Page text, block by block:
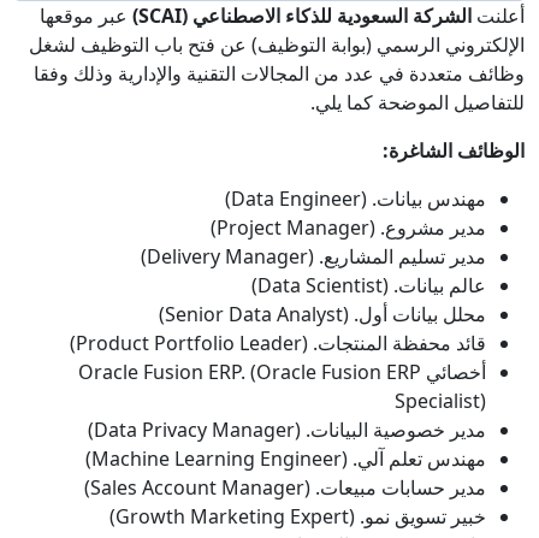
أعلنت الشركة السعودية للذكاء الاصطناعي (SCAI)
عبر موقعها
الإلكتروني الرسمي (بوابة التوظيف) عن فتح باب التوظيف لشغل
وظائف متعددة في عدد من المجالات التقنية والإدارية وذلك وفقا
للتفاصيل الموضحة كما يلي.
الوظائف الشاغرة:
مهندس بيانات. (Data Engineer)
مدير مشروع. (Project Manager)
مدير تسليم المشاريع. (Delivery Manager)
عالم بيانات. (Data Scientist)
محلل بيانات أول. (Senior Data Analyst)
قائد محفظة المنتجات. (Product Portfolio Leader)
أخصائي Oracle Fusion ERP. (Oracle Fusion ERP
Specialist)
مدير خصوصية البيانات. (Data Privacy Manager)
مهندس تعلم آلي. (Machine Learning Engineer)
مدير حسابات مبيعات. (Sales Account Manager)
خبير تسويق نمو. (Growth Marketing Expert)